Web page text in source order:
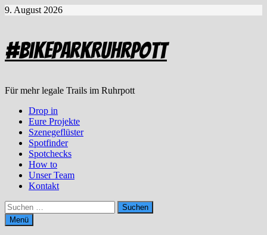
Zum
9. August 2026
#BikeparkRuhrpott
Für mehr legale Trails im Ruhrpott
Drop in
Eure Projekte
Szenegeflüster
Spotfinder
Spotchecks
How to
Unser Team
Kontakt
Suchen
nach:
Menü